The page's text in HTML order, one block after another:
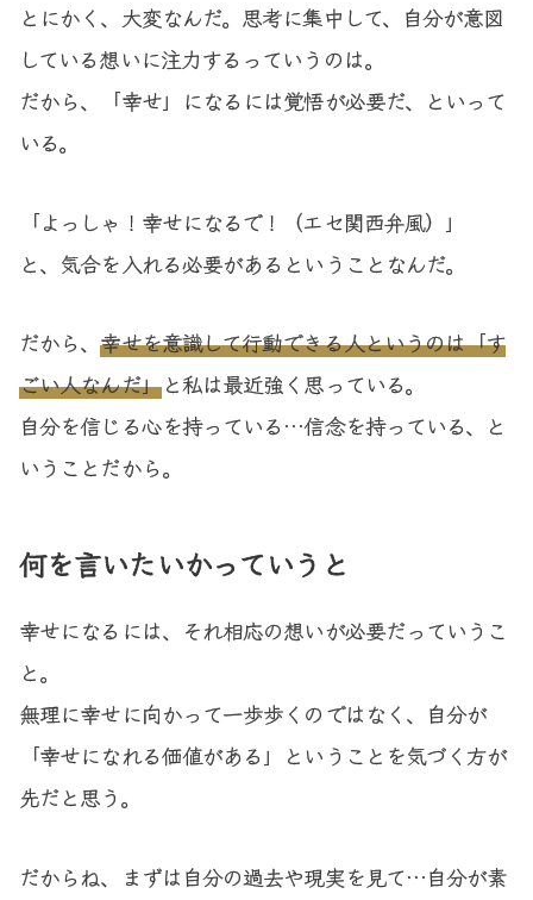
とにかく、大変なんだ。思考に集中して、自分が意図
している想いに注力するっていうのは。
だから、「幸せ」になるには覚悟が必要だ、といって
いる。
「よっしゃ！幸せになるで！（エセ関西弁風）」
と、気合を入れる必要があるということなんだ。
だから、幸せを意識して行動できる人というのは「す
ごい人なんだ」と私は最近強く思っている。
自分を信じる心を持っている…信念を持っている、と
いうことだから。
何を言いたいかっていうと
幸せになるには、それ相応の想いが必要だっていうこ
と。
無理に幸せに向かって一歩歩くのではなく、自分が
「幸せになれる価値がある」ということを気づく方が
先だと思う。
だからね、まずは自分の過去や現実を見て…自分が素